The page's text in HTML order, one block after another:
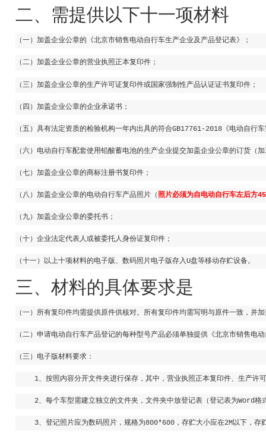
二、需提供以下十一项材料
（一）加盖企业公章的《北京市销售电动自行车生产企业及产品登记表》；
（二）加盖企业公章的营业执照正本复印件；
（三）加盖企业公章的生产许可证复印件或国家强制性产品认证证书复印件；
（四）加盖企业公章的企业承诺书；
（五）具有法定资质的检验机构一年内出具的符合GB17761-2018《电动自行
（六）电动自行车配套使用铅酸蓄电池的生产企业提交加盖企业公章的订货（
（七）加盖企业公章的商标注册书复印件；
（八）加盖企业公章的电动自行车产品照片（ 照片必须为自电动自行车左后方45
（九）加盖企业公章的委托书；
（十）企业法定代表人或被委托人身份证复印件；
（十一）以上十项材料的电子版、数码照片电子版存入U盘等移动存贮设备。
三、材料的具体要求是
（一）所有复印件均需提供原件供核对。所有复印件均需写明与原件一致，并
（二）申请电动自行车产品登记的每种型号产品必须单独提供《北京市销售电
（三）电子版材料要求：
1、按照内容分开文件夹进行保存，其中，营业执照正本复印件、生产
2、每个车型需建立独立的文件夹，文件夹中放登记表（登记表为Word格
3、登记照片应为数码照片，规格为800*600 ，存贮大小应在2M以下，存